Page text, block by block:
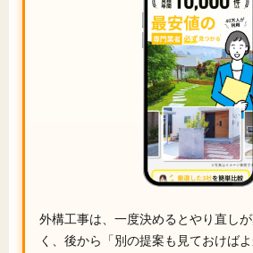
外構工事は、一度決めるとやり直し
く、後から「別の提案も見ておけば